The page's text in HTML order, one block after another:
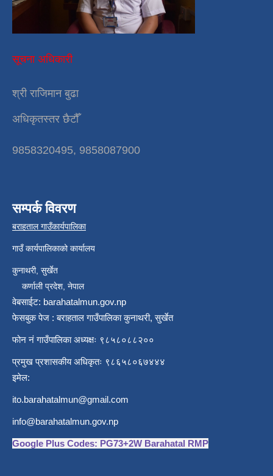
सूचना अधिकारी
श्री राजिमान बुढा
अधिकृतस्तर छैटौँ
9858320495, 9858087900
सम्पर्क विवरण
बराहताल गाउँकार्यपालिका
गाउँ कार्यपालिकाको कार्यालय
कुनाथरी, सुर्खेत
कर्णाली प्रदेश, नेपाल
वेबसाईट: barahatalmun.gov.np
फेसबुक पेज : बराहताल गाउँपालिका कुनाथरी, सुर्खेत
फोन नं गाउँपालिका अध्यक्षः ९८५८०८८२००
प्रमुख प्रशासकीय अधिकृतः ९८६५८०६७४४४
इमेल:
ito.barahatalmun@gmail.com
info@barahatalmun.gov.np
Google Plus Codes: PG73+2W Barahatal RMP